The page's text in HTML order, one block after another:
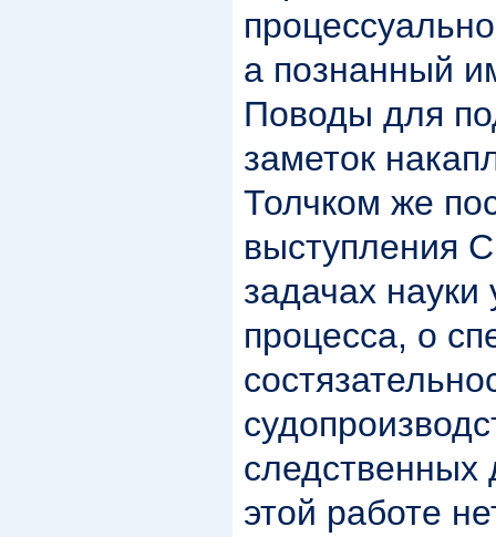
а познанный
Поводы для
заметок
Толчком же
выступления
задачах науки
процесса, о
следственных
этой работе